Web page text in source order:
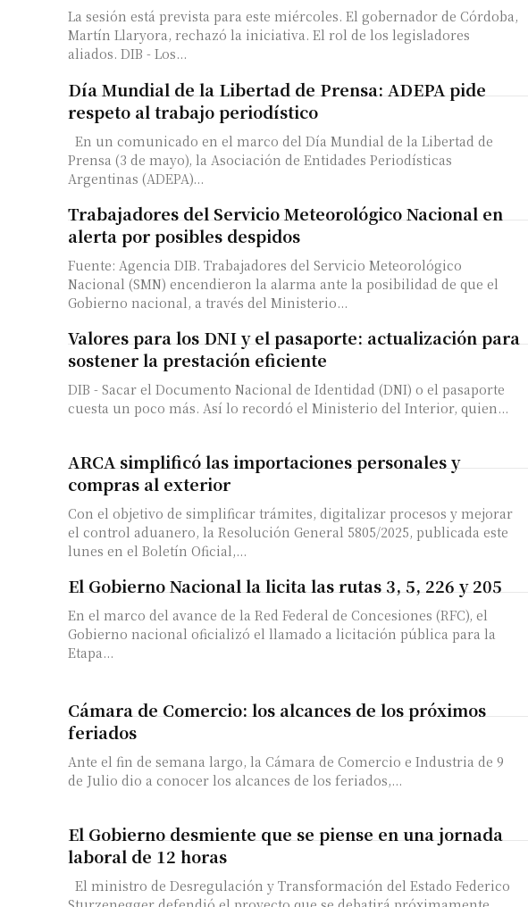
Nombre
Número de teléfono
La sesión está prevista para este miércoles. El gobernador de Córdoba,
Martín Llaryora, rechazó la iniciativa. El rol de los legisladores
aliados. DIB - Los...
Día Mundial de la Libertad de Prensa: ADEPA pide
respeto al trabajo periodístico
En un comunicado en el marco del Día Mundial de la Libertad de
Prensa (3 de mayo), la Asociación de Entidades Periodísticas
Argentinas (ADEPA)...
Trabajadores del Servicio Meteorológico Nacional en
alerta por posibles despidos
Fuente: Agencia DIB. Trabajadores del Servicio Meteorológico
Nacional (SMN) encendieron la alarma ante la posibilidad de que el
Gobierno nacional, a través del Ministerio...
Valores para los DNI y el pasaporte: actualización para
sostener la prestación eficiente
DIB - Sacar el Documento Nacional de Identidad (DNI) o el pasaporte
cuesta un poco más. Así lo recordó el Ministerio del Interior, quien...
ARCA simplificó las importaciones personales y
compras al exterior
Con el objetivo de simplificar trámites, digitalizar procesos y mejorar
el control aduanero, la Resolución General 5805/2025, publicada este
lunes en el Boletín Oficial,...
El Gobierno Nacional la licita las rutas 3, 5, 226 y 205
En el marco del avance de la Red Federal de Concesiones (RFC), el
Gobierno nacional oficializó el llamado a licitación pública para la
Etapa...
Cámara de Comercio: los alcances de los próximos
feriados
Ante el fin de semana largo, la Cámara de Comercio e Industria de 9
de Julio dio a conocer los alcances de los feriados,...
El Gobierno desmiente que se piense en una jornada
laboral de 12 horas
El ministro de Desregulación y Transformación del Estado Federico